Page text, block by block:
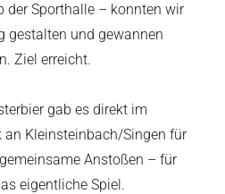
der Sporthalle – konnten wir
gestalten und gewannen
Ziel erreicht.
gab es direkt im
an Kleinsteinbach/Singen für
Anstoßen – für
eigentliche Spiel.